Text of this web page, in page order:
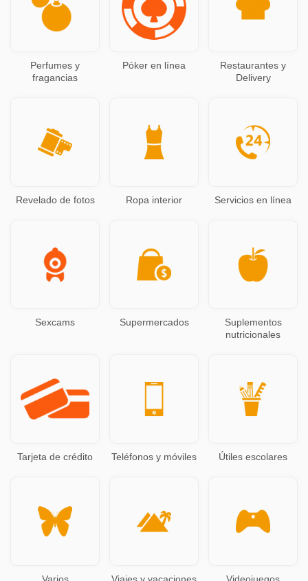
Perfumes y
fragancias
Póker en línea
Restaurantes y
Delivery
Revelado de fotos Ropa interior Servicios en línea
Sexcams Supermercados
Suplementos
nutricionales
Tarjeta de crédito Teléfonos y móviles Útiles escolares